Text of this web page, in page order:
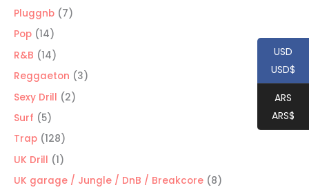
productos
Pluggnb 77
Pop 1414
productos
R&B 1414
productos
Reggaeton 33
Sexy Drill 22
Surf 55
productos
Trap 128128
productos
UK Drill 11
producto
UK garage / Jungle / DnB / Breakcore 88
USD
USD$
ARS
ARS$